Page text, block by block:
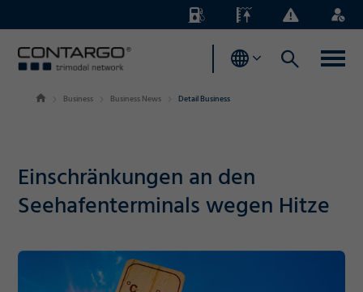
EnergiezuschlägePegelständeBusiness
News
Login
Business Business News Detail Business
Einschränkungen an den
Seehafenterminals wegen Hitze